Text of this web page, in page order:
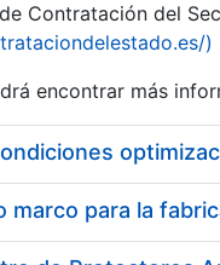
Ezkutatu
Contratación del
)
encontrar más
marco para la